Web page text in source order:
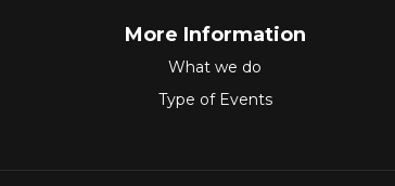
More Information
What we do
Type of Events